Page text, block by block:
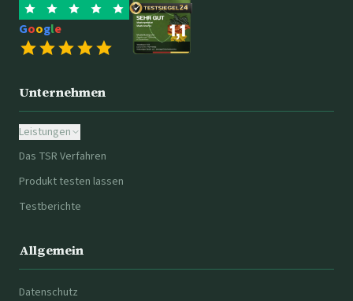
Google
Unternehmen
Leistungen
Das TSR Verfahren
Produkt testen lassen
Testberichte
Allgemein
Datenschutz